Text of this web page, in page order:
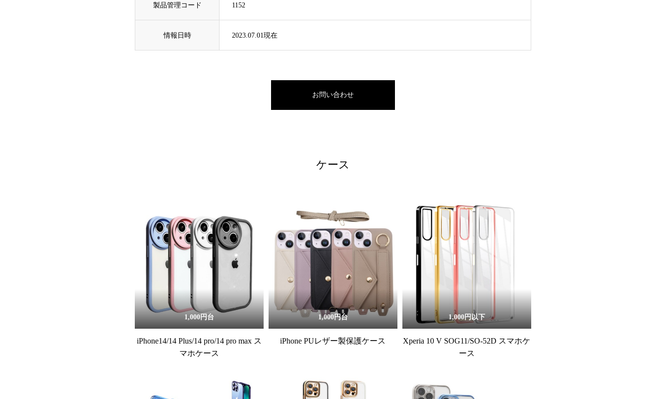
製品管理コード 1152
情報日時 2023.07.01現在
お問い合わせ
ケース
1,000円台
iPhone14/14 Plus/14 pro/14 pro max ス
マホケース
1,000円台
iPhone PUレザー製保護ケース
1,000円以下
Xperia 10 V SOG11/SO-52D スマホケ
ース